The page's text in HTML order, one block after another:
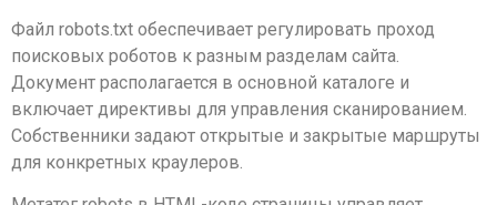
Файл robots.txt обеспечивает регулировать проход
поисковых роботов к разным разделам сайта.
Документ располагается в основной каталоге и
включает директивы для управления сканированием.
Собственники задают открытые и закрытые маршруты
для конкретных краулеров.